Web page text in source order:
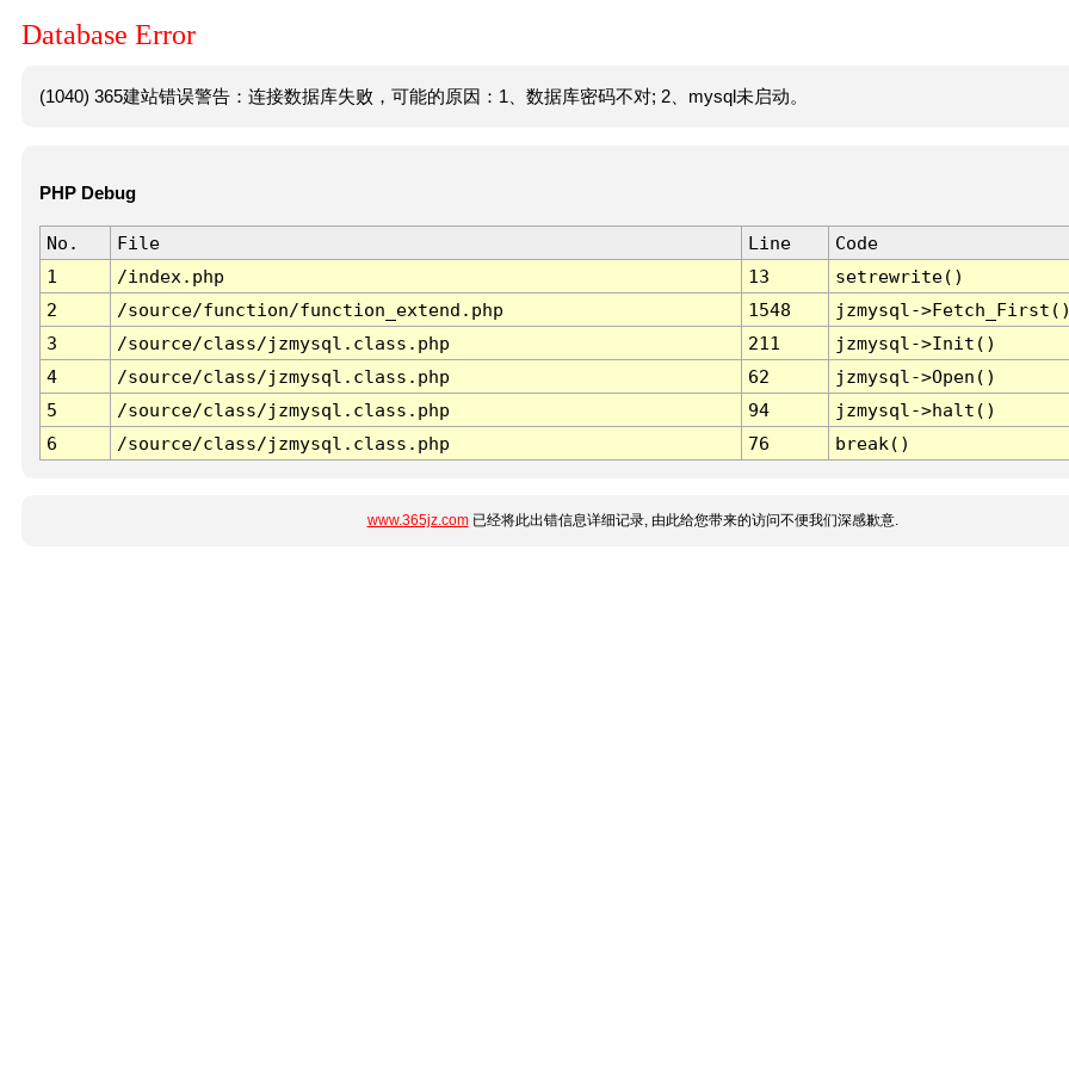
Database Error
(1040) 365建站错误警告：连接数据库失败，可能的原因：1、数据库密码不对; 2、mysql未启动。
PHP Debug
No. File Line
Code
1
/index.php 13
setrewrite()
2
/source/function/function_extend.php 1548
jzmysql-
3
/source/class/jzmysql.class.php 211
jzmysql->Init()
4
/source/class/jzmysql.class.php 62
jzmysql->Open()
5
/source/class/jzmysql.class.php 94
jzmysql->halt()
6
/source/class/jzmysql.class.php 76 break()
www.365jz.com已经将此出错信息详细记录, 由此给您带来的访问不便我们深感歉意.